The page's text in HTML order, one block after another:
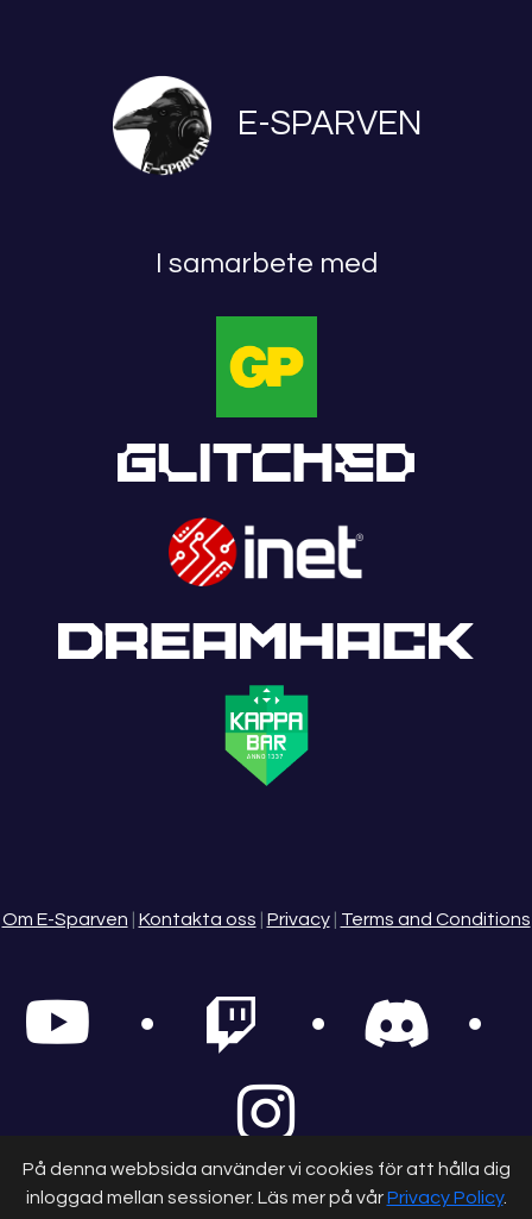
På denna webbsida använder vi cookies för att hålla dig
inloggad mellan sessioner. Läs mer på vårPrivacy Policy.
E-SPARVEN
I samarbete med
Om E-Sparven Kontakta oss Privacy| Terms and Conditions
© 2025 - E-Sparven